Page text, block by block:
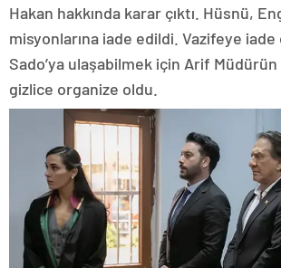
Hakan hakkında karar çıktı. Hüsnü,
misyonlarına iade edildi. Vazifeye
Sado’ya ulaşabilmek için Arif
gizlice organize oldu.